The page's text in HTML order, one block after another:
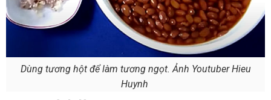
Dùng tương hột để làm tương ngọt. Ảnh Youtuber Hieu
Huynh